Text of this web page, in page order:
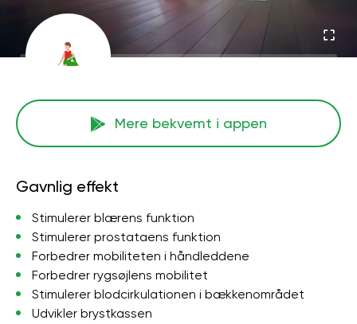
Mere bekvemt i appen
Gavnlig effekt
Stimulerer blærens funktion
Stimulerer prostataens funktion
Forbedrer mobiliteten i håndleddene
Forbedrer rygsøjlens mobilitet
Stimulerer blodcirkulationen i bækkenområdet
Udvikler brystkassen